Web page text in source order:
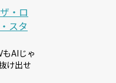
・ロ
スタ
AIじゃ
け出せ